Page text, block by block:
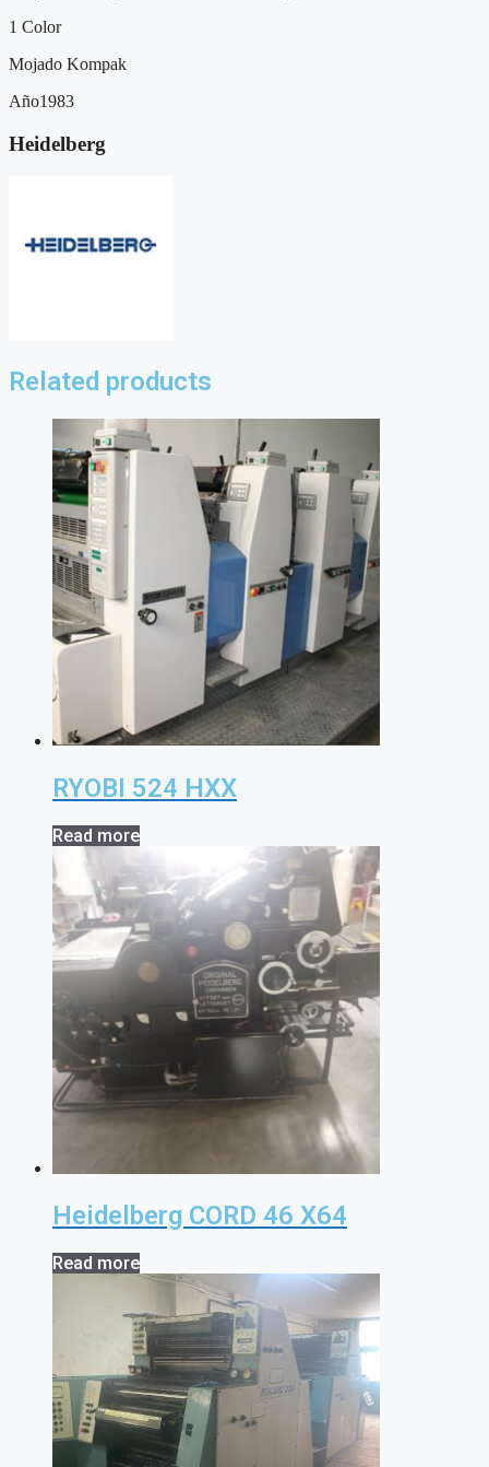
1 Color
Mojado Kompak
Año1983
Heidelberg
Related products
RYOBI 524 HXX
Read more
Heidelberg CORD 46 X64
Read more